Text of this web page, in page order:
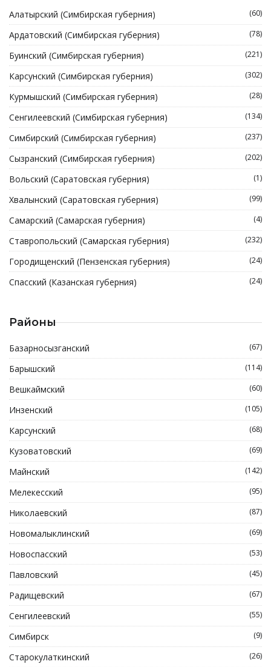
Алатырский (Симбирская губерния) (60)
Ардатовский (Симбирская губерния) (78)
Буинский (Симбирская губерния) (221)
Карсунский (Симбирская губерния) (302)
Курмышский (Симбирская губерния) (28)
Сенгилеевский (Симбирская губерния) (134)
Симбирский (Симбирская губерния) (237)
Сызранский (Симбирская губерния) (202)
Вольский (Саратовская губерния) (1)
Хвалынский (Саратовская губерния) (99)
Самарский (Самарская губерния) (4)
Ставропольский (Самарская губерния) (232)
Городищенский (Пензенская губерния) (24)
Спасский (Казанская губерния) (24)
Районы
Базарносызганский (67)
Барышский (114)
Вешкаймский (60)
Инзенский (105)
Карсунский (68)
Кузоватовский (69)
Майнский (142)
Мелекесский (95)
Николаевский (87)
Новомалыклинский (69)
Новоспасский (53)
Павловский (45)
Радищевский (67)
Сенгилеевский (55)
Симбирск (9)
Старокулаткинский (26)